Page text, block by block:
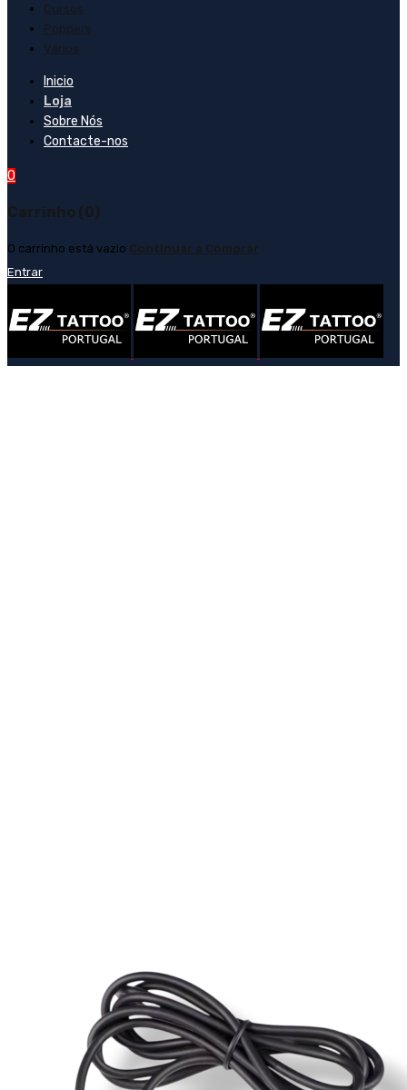
Cursos
Poppers
Vários
Inicio
Loja
Sobre Nós
Contacte-nos
0
Carrinho (0)
O carrinho está vazio Continuar a Comprar
Entrar